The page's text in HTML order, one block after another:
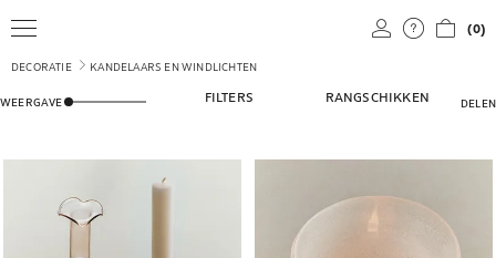
(0)
DECORATIE KANDELAARS EN WINDLICHTEN
WEERGAVE FILTERS RANGSCHIKKEN DELEN
Afbeelding gewijzigd naar 1 van 5 Afbeelding gewijzigd naar 1 van 5